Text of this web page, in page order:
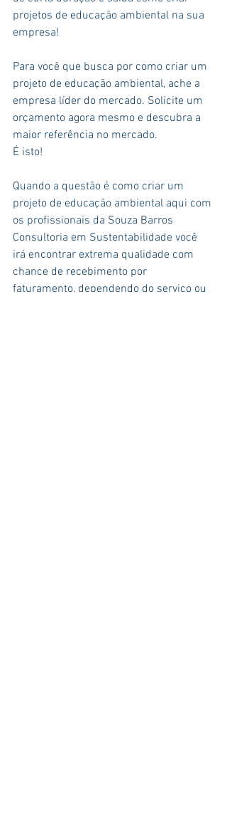
projetos de educação ambiental na sua
empresa!
Para você que busca por como criar um
projeto de educação ambiental, ache a
empresa líder do mercado. Solicite um
orçamento agora mesmo e descubra a
maior referência no mercado.
É isto!
Quando a questão é como criar um
projeto de educação ambiental aqui com
os profissionais da Souza Barros
Consultoria em Sustentabilidade você
irá encontrar extrema qualidade com
chance de recebimento por
faturamento, dependendo do serviço ou